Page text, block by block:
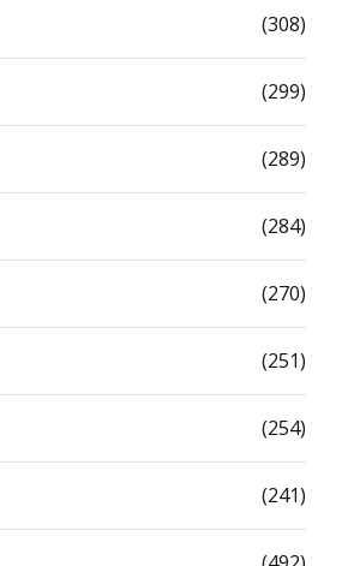
(308)
(299)
(289)
(284)
(270)
(251)
(254)
(241)